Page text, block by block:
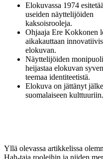
Elokuvassa 1974
useiden näyttelijöiden
kaksoisrooleja.
Ohjaaja Ere Kokkonen
aikakauttaan
elokuvan.
Näyttelijöiden
heijastaa elokuvan
teemaa identiteetistä.
Elokuva on jättänyt
suomalaiseen kulttuuriin.
Yllä olevassa artikkelissa
Hah-taja rooleihin ja niiden